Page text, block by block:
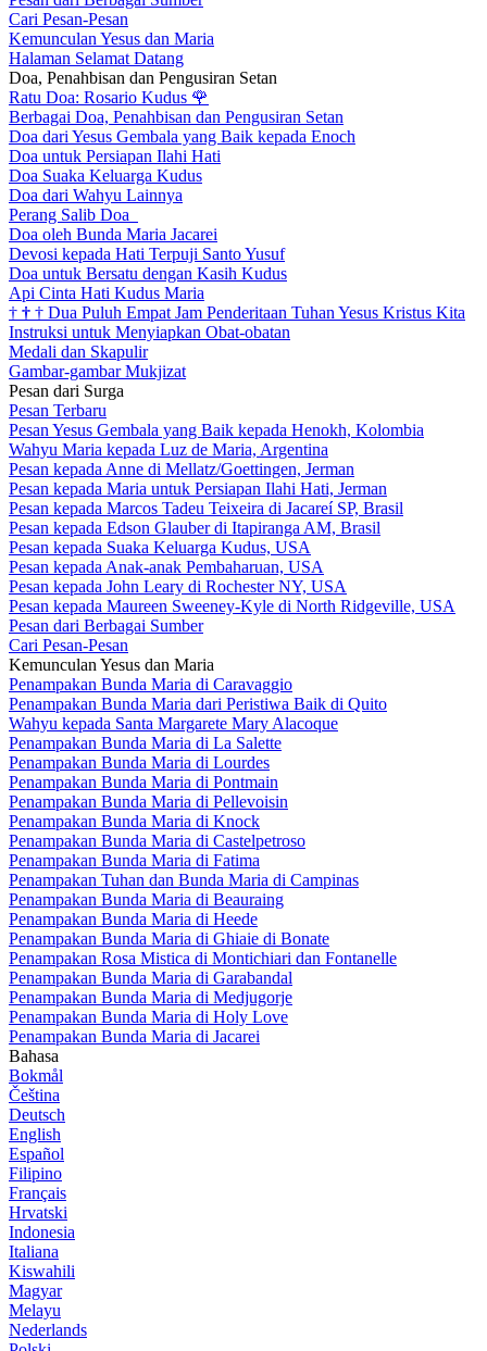
Cari Pesan-Pesan
Kemunculan Yesus dan Maria
Halaman Selamat Datang
Doa, Penahbisan dan Pengusiran Setan
Ratu Doa: Rosario Kudus 🌹
Berbagai Doa, Penahbisan dan Pengusiran Setan
Doa dari Yesus Gembala yang Baik kepada Enoch
Doa untuk Persiapan Ilahi Hati
Doa Suaka Keluarga Kudus
Doa dari Wahyu Lainnya
Perang Salib Doa
Doa oleh Bunda Maria Jacarei
Devosi kepada Hati Terpuji Santo Yusuf
Doa untuk Bersatu dengan Kasih Kudus
Api Cinta Hati Kudus Maria
† † † Dua Puluh Empat Jam Penderitaan Tuhan Yesus Kristus Kita
Instruksi untuk Menyiapkan Obat-obatan
Medali dan Skapulir
Gambar-gambar Mukjizat
Pesan dari Surga
Pesan Terbaru
Pesan Yesus Gembala yang Baik kepada Henokh, Kolombia
Wahyu Maria kepada Luz de Maria, Argentina
Pesan kepada Anne di Mellatz/Goettingen, Jerman
Pesan kepada Maria untuk Persiapan Ilahi Hati, Jerman
Pesan kepada Marcos Tadeu Teixeira di Jacareí SP, Brasil
Pesan kepada Edson Glauber di Itapiranga AM, Brasil
Pesan kepada Suaka Keluarga Kudus, USA
Pesan kepada Anak-anak Pembaharuan, USA
Pesan kepada John Leary di Rochester NY, USA
Pesan kepada Maureen Sweeney-Kyle di North Ridgeville, USA
Pesan dari Berbagai Sumber
Cari Pesan-Pesan
Kemunculan Yesus dan Maria
Penampakan Bunda Maria di Caravaggio
Penampakan Bunda Maria dari Peristiwa Baik di Quito
Wahyu kepada Santa Margarete Mary Alacoque
Penampakan Bunda Maria di La Salette
Penampakan Bunda Maria di Lourdes
Penampakan Bunda Maria di Pontmain
Penampakan Bunda Maria di Pellevoisin
Penampakan Bunda Maria di Knock
Penampakan Bunda Maria di Castelpetroso
Penampakan Bunda Maria di Fatima
Penampakan Tuhan dan Bunda Maria di Campinas
Penampakan Bunda Maria di Beauraing
Penampakan Bunda Maria di Heede
Penampakan Bunda Maria di Ghiaie di Bonate
Penampakan Rosa Mistica di Montichiari dan Fontanelle
Penampakan Bunda Maria di Garabandal
Penampakan Bunda Maria di Medjugorje
Penampakan Bunda Maria di Holy Love
Penampakan Bunda Maria di Jacarei
Bahasa
Bokmål
Čeština
Deutsch
English
Español
Filipino
Français
Hrvatski
Indonesia
Italiana
Kiswahili
Magyar
Melayu
Nederlands